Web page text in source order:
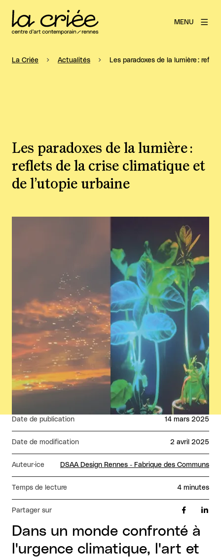
MENU
La Criée Actualités Les paradoxes de la lumière :
Les paradoxes de la lumière :
reflets de la crise climatique et
de l’utopie urbaine
Date de publication 14 mars 2025
Date de modification 2 avril 2025
Auteur·ice DSAA Design Rennes - Fabrique des Communs
Temps de lecture 4 minutes
Partager sur
Dans un monde confronté à
l'urgence climatique, l'art et